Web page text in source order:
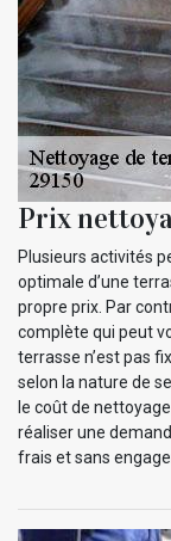
Prix
Plusieurs activités
optimale d’une
propre prix. Par
complète qui peut
terrasse n’est pas
selon la nature de
le coût de
réaliser une
frais et sans